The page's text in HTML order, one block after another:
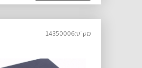
מק"ט:14350006